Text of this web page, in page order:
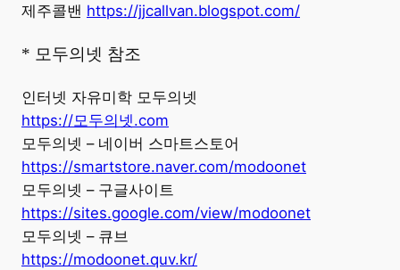
제주콜밴 https://jjcallvan.blogspot.com/
* 모두의넷 참조
인터넷 자유미학 모두의넷
https://모두의넷.com
모두의넷 – 네이버 스마트스토어
https://smartstore.naver.com/modoonet
모두의넷 – 구글사이트
https://sites.google.com/view/modoonet
모두의넷 – 큐브
https://modoonet.quv.kr/